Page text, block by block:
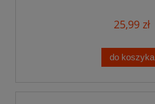
25,99 zł
do koszyka